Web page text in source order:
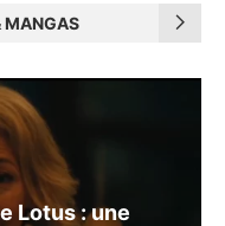
MANGAS
Lotus : une